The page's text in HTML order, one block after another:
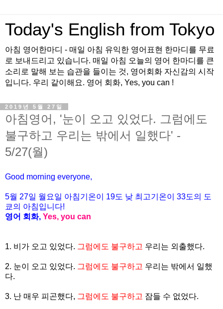
Today's English from Tokyo
아침 영어한마디 - 매일 아침 유익한 영어표현 한마디를 무료
로 보내드리고 있습니다. 매일 아침 오늘의 영어 한마디를 큰
소리로 말해 보는 습관을 들이는 것, 영어회화 자신감의 시작
입니다. 우리 같이해요. 영어 회화, Yes, you can !
2019년 5월 27일
아침영어, '눈이 오고 있었다. 그럼에도
불구하고 우리는 밖에서 일했다' -
5/27(월)
Good morning everyone,
5월 27일 월요일 아침기온이 19도 낮 최고기온이 33도의 도
쿄의 아침입니다!
영어 회화, Yes, you can
1. 비가 오고 있었다. 그럼에도 불구하고 우리는 외출했다.
2. 눈이 오고 있었다. 그럼에도 불구하고 우리는 밖에서 일했
다.
3. 난 매우 피곤했다, 그럼에도 불구하고 잠들 수 없었다.